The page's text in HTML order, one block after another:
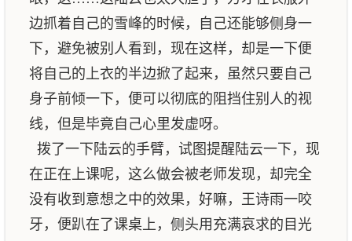
边抓着自己的雪峰的时候，自己还能够侧身一
下，避免被别人看到，现在这样，却是一下便
将自己的上衣的半边掀了起来，虽然只要自己
身子前倾一下，便可以彻底的阻挡住别人的视
线，但是毕竟自己心里发虚呀。
拨了一下陆云的手臂，试图提醒陆云一下，现
在正在上课呢，这么做会被老师发现，却完全
没有收到意想之中的效果，好嘛，王诗雨一咬
牙，便趴在了课桌上，侧头用充满哀求的目光